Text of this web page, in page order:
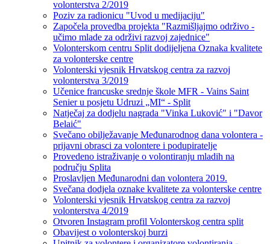
volonterstva 2/2019
Poziv za radionicu "Uvod u medijaciju"
Započela provedba projekta "Razmišljajmo održivo -
učimo mlade za održivi razvoj zajednice"
Volonterskom centru Split dodijeljena Oznaka kvalitete
za volonterske centre
Volonterski vjesnik Hrvatskog centra za razvoj
volonterstva 3/2019
Učenice francuske srednje škole MFR - Vains Saint
Senier u posjetu Udruzi „MI“ - Split
Natječaj za dodjelu nagrada "Vinka Luković" i "Davor
Belaić"
Svečano obilježavanje Međunarodnog dana volontera -
prijavni obrasci za volontere i podupiratelje
Provedeno istraživanje o volontiranju mladih na
području Splita
Proslavljen Međunarodni dan volontera 2019.
Svečana dodjela oznake kvalitete za volonterske centre
Volonterski vjesnik Hrvatskog centra za razvoj
volonterstva 4/2019
Otvoren Instagram profil Volonterskog centra split
Obavijest o volonterskoj burzi